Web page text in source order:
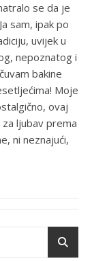
se da je
sam, ipak po
uvijek u
nepoznatog i
bakine
Moje
ovaj
ljubav prema
ni neznajući,